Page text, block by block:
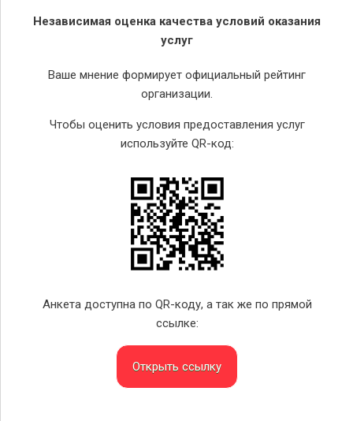
Независимая оценка качества условий оказания
услуг
Ваше мнение формирует официальный рейтинг
организации.
Чтобы оценить условия предоставления услуг
используйте QR-код:
Анкета доступна по QR-коду, а так же по прямой
ссылке:
Открыть ссылку